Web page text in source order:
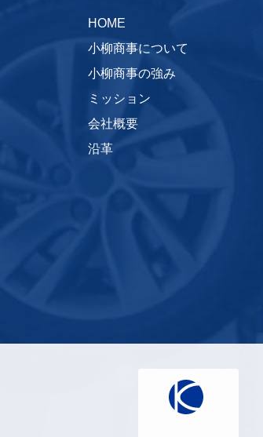
HOME
小柳商事について
小柳商事の強み
ミッション
会社概要
沿革